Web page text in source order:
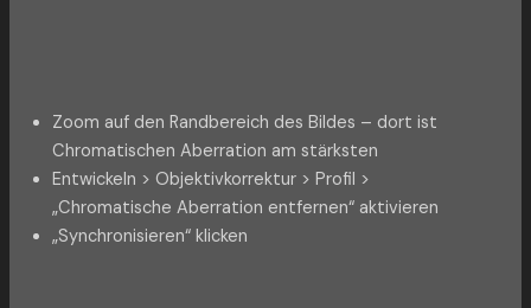
Zoom auf den Randbereich des Bildes – dort ist
Chromatischen Aberration am stärksten
Entwickeln > Objektivkorrektur > Profil >
„Chromatische Aberration entfernen“ aktivieren
„Synchronisieren“ klicken